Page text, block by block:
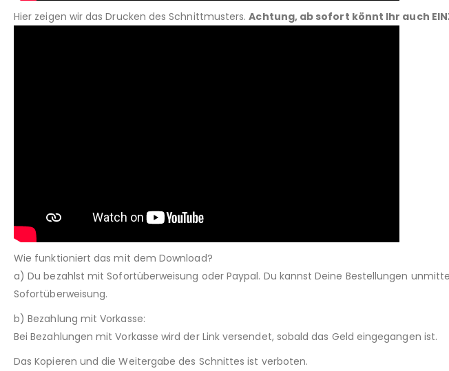
Hier zeigen wir das Drucken des Schnittmusters.Achtung, ab sofort könnt Ihr auch
Wie funktioniert das mit dem Download?
a) Du bezahlst mit Sofortüberweisung oder Paypal. Du kannst Deine Bestellungen
Sofortüberweisung.
b) Bezahlung mit Vorkasse:
Bei Bezahlungen mit Vorkasse wird der Link versendet, sobald das Geld eingegangen ist.
Das Kopieren und die Weitergabe des Schnittes ist verboten.